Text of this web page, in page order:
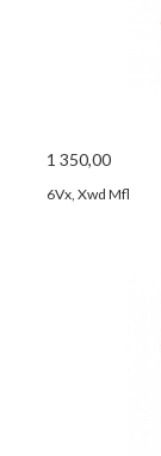
1 350,00
6Vx, Xwd Mfl